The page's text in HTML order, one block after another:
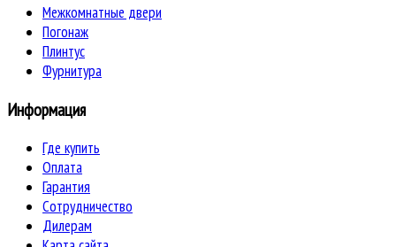
Межкомнатные двери
Погонаж
Плинтус
Фурнитура
Информация
Где купить
Оплата
Гарантия
Сотрудничество
Дилерам